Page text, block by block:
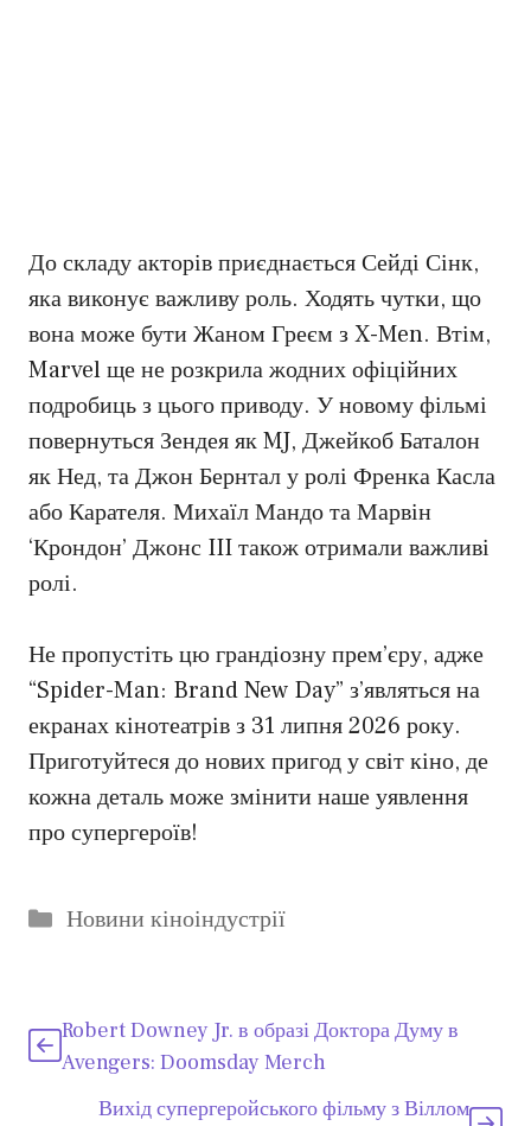
До складу акторів приєднається Сейді Сінк,
яка виконує важливу роль. Ходять чутки, що
вона може бути Жаном Греєм з X-Men. Втім,
Marvel ще не розкрила жодних офіційних
подробиць з цього приводу. У новому фільмі
повернуться Зендея як MJ, Джейкоб Баталон
як Нед, та Джон Бернтал у ролі Френка Касла
або Карателя. Михаїл Мандо та Марвін
‘Крондон’ Джонс III також отримали важливі
ролі.
Не пропустіть цю грандіозну прем’єру, адже
“Spider-Man: Brand New Day” з’являться на
екранах кінотеатрів з 31 липня 2026 року.
Приготуйтеся до нових пригод у світ кіно, де
кожна деталь може змінити наше уявлення
про супергероїв!
Категорії
Новини кіноіндустрії
Robert Downey Jr. в образі Доктора Думу в
Avengers: Doomsday Merch
Вихід супергеройського фільму з Віллом